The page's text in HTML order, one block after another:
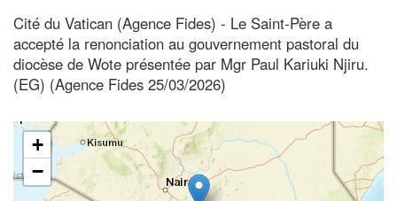
Cité du Vatican (Agence Fides) - Le Saint-Père a
accepté la renonciation au gouvernement pastoral du
diocèse de Wote présentée par Mgr Paul Kariuki Njiru.
(EG) (Agence Fides 25/03/2026)
+
−